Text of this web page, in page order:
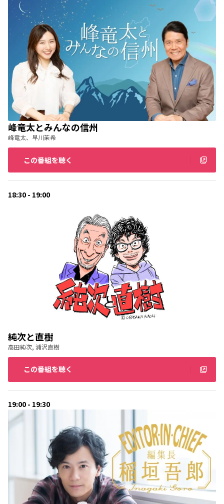
峰竜太とみんなの信州
峰竜太、早川茉希
この番組を聴く
18:30 - 19:00
純次と直樹
高田純次, 浦沢直樹
この番組を聴く
19:00 - 19:30